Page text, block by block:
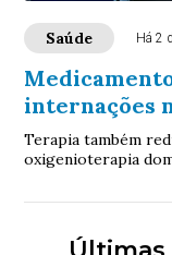
Saúde Há 2
internações
Terapia também
oxigenioterapia